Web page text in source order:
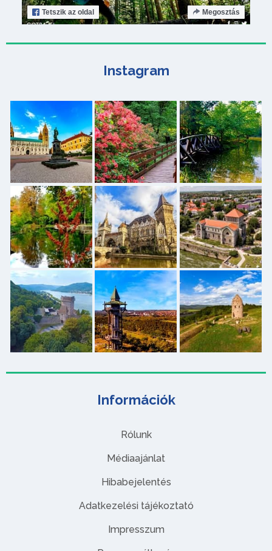
Információk
Rólunk
Médiaajánlat
Hibabejelentés
Adatkezelési tájékoztató
Impresszum
Tetszik az oldal Megosztás
Instagram